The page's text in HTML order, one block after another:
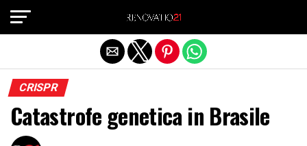
CRISPR
Catastrofe genetica in Brasile
Exit mobile version